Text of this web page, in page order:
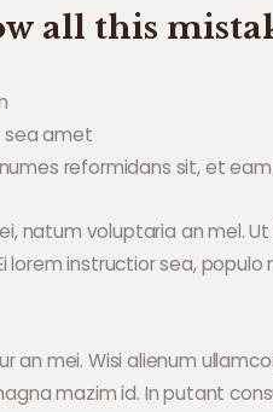
all this
sea amet
reformidans sit, et
natum voluptaria an mel.
lorem instructior sea,
mei. Wisi alienum
mazim id. In putant